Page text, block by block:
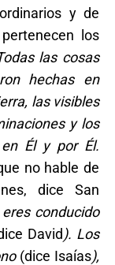
y de
los
las cosas
hechas en
las visibles
y los
Él y por Él.
no hable de
dice San
conducido
David). Los
(dice Isaías),